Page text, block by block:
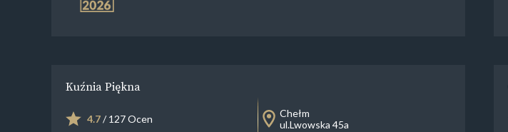
Kuźnia Piękna
4.7/ 127 Ocen
Chełm
ul.Lwowska 45a